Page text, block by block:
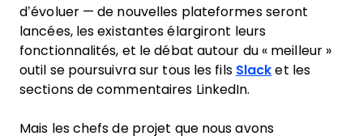
d’évoluer — de nouvelles plateformes seront
lancées, les existantes élargiront leurs
fonctionnalités, et le débat autour du « meilleur »
outil se poursuivra sur tous les fils Slack et les
sections de commentaires LinkedIn.
Mais les chefs de projet que nous avons